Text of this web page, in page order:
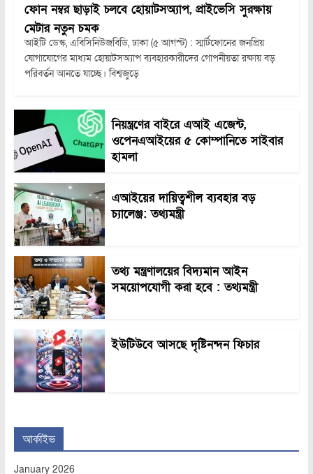
ফোন নম্বর ছাড়াই চলবে হোয়াটসঅ্যাপ, প্রাইভেসি সুরক্ষায়
মেটার নতুন চমক
আইটি ডেস্ক, এবিসিনিউজবিডি, ঢাকা (৫ আগস্ট) : স্মার্টফোনের জনপ্রিয়
যোগাযোগের মাধ্যম হোয়াটসঅ্যাপ ব্যবহারকারীদের গোপনীয়তা রক্ষায় বড়
পরিবর্তন আনতে যাচ্ছে। বিশ্বজুড়ে
নিয়ন্ত্রণের বাইরে এআই এজেন্ট,
ওপেনএআইয়ের ৫ কোম্পানিতে সাইবার
হামলা
এআইয়ের দায়িত্বশীল ব্যবহার বড়
চ্যালেঞ্জ: তথ্যমন্ত্রী
তথ্য মন্ত্রণালয়ের বিদ্যমান আইন
সময়োপযোগী করা হবে : তথ্যমন্ত্রী
ইউটিউবে আসছে দৃষ্টিনন্দন ফিচার
আর্কাইভ
January 2026